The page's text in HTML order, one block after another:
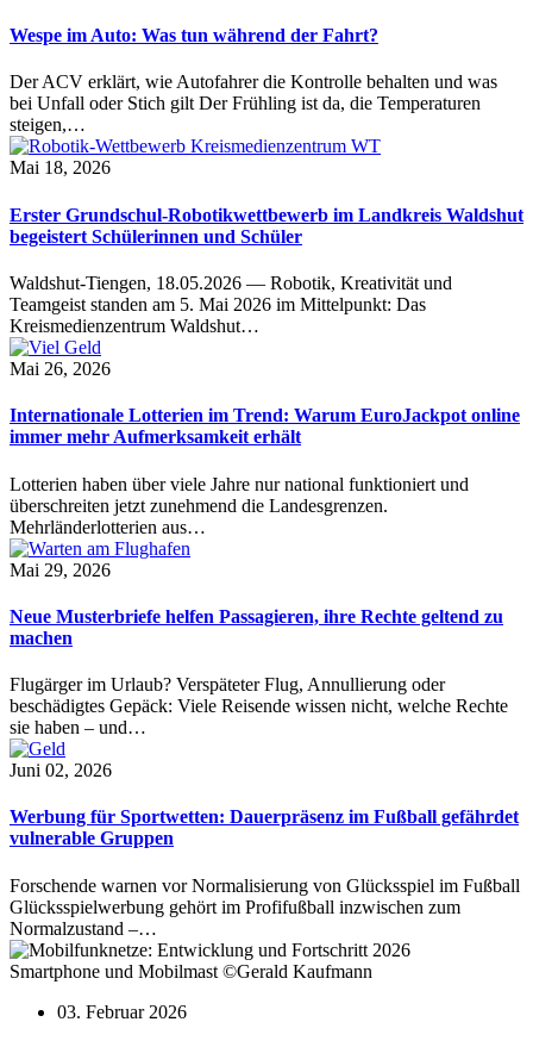
Wespe im Auto: Was tun während der Fahrt?
Der ACV erklärt, wie Autofahrer die Kontrolle behalten und was
bei Unfall oder Stich gilt Der Frühling ist da, die Temperaturen
steigen,…
Mai 18, 2026
Erster Grundschul-Robotikwettbewerb im Landkreis Waldshut
begeistert Schülerinnen und Schüler
Waldshut-Tiengen, 18.05.2026 — Robotik, Kreativität und
Teamgeist standen am 5. Mai 2026 im Mittelpunkt: Das
Kreismedienzentrum Waldshut…
Mai 26, 2026
Internationale Lotterien im Trend: Warum EuroJackpot online
immer mehr Aufmerksamkeit erhält
Lotterien haben über viele Jahre nur national funktioniert und
überschreiten jetzt zunehmend die Landesgrenzen.
Mehrländerlotterien aus…
Mai 29, 2026
Neue Musterbriefe helfen Passagieren, ihre Rechte geltend zu
machen
Flugärger im Urlaub? Verspäteter Flug, Annullierung oder
beschädigtes Gepäck: Viele Reisende wissen nicht, welche Rechte
sie haben – und…
Juni 02, 2026
Werbung für Sportwetten: Dauerpräsenz im Fußball gefährdet
vulnerable Gruppen
Forschende warnen vor Normalisierung von Glücksspiel im Fußball
Glücksspielwerbung gehört im Profifußball inzwischen zum
Normalzustand –…
Smartphone und Mobilmast ©Gerald Kaufmann
03. Februar 2026